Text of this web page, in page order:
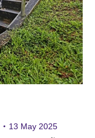
13 May 2025